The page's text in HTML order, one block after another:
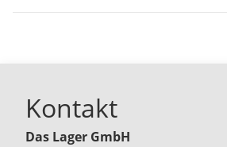
Kontakt
Das Lager GmbH